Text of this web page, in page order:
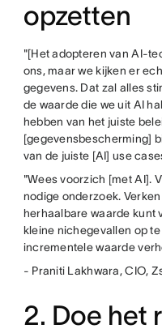
opzetten
"[Het adopteren van AI-
ons, maar we kijken er
gegevens. Dat zal alles
de waarde die we uit AI
hebben van het juiste
[gegevensbescherming]
van de juiste [AI] use
"Wees voorzich [met AI].
nodige onderzoek.
herhaalbare waarde kunt
kleine nichegevallen op
incrementele waarde
- Praniti Lakhwara, CIO,
2. Doe het